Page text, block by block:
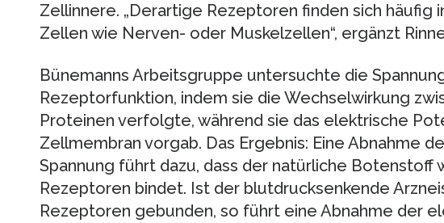
Zellinnere. „Derartige Rezeptoren finden sich häufig
Zellen wie Nerven- oder Muskelzellen“, ergänzt
Bünemanns Arbeitsgruppe untersuchte die
Rezeptorfunktion, indem sie die Wechselwirkung
Proteinen verfolgte, während sie das elektrische
Zellmembran vorgab. Das Ergebnis: Eine Abnahme
Spannung führt dazu, dass der natürliche Botenstoff
Rezeptoren bindet. Ist der blutdrucksenkende
Rezeptoren gebunden, so führt eine Abnahme der